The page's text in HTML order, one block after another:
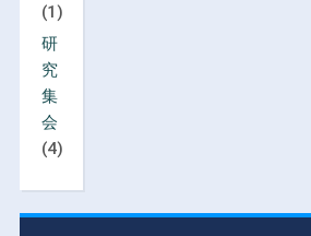
(1)
研
究
集
会
(4)